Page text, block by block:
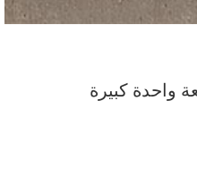
واحدة كبيرة